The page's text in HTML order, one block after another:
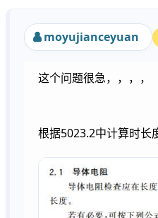
moyujianceyuan
这个问题很急，，，，
根据5023.2中计算时长